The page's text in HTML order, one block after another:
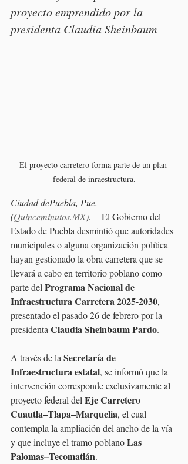
proyecto emprendido por la
presidenta Claudia Sheinbaum
El proyecto carretero forma parte de un plan
federal de inraestructura.
Ciudad dePuebla, Pue.
(Quinceminutos.MX). —El Gobierno del
Estado de Puebla desmintió que autoridades
municipales o alguna organización política
hayan gestionado la obra carretera que se
llevará a cabo en territorio poblano como
parte del Programa Nacional de
Infraestructura Carretera 2025-2030,
presentado el pasado 26 de febrero por la
presidenta Claudia Sheinbaum Pardo.
A través de la Secretaría de
Infraestructura estatal, se informó que la
intervención corresponde exclusivamente al
proyecto federal del Eje Carretero
Cuautla–Tlapa–Marquelia, el cual
contempla la ampliación del ancho de la vía
y que incluye el tramo poblano Las
Palomas–Tecomatlán.